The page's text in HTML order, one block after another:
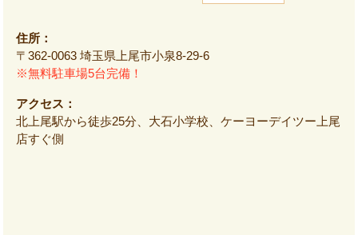
住所：
〒362-0063 埼玉県上尾市小泉8-29-6
※無料駐車場5台完備！
アクセス：
北上尾駅から徒歩25分、大石小学校、ケーヨーデイツー上尾
店すぐ側